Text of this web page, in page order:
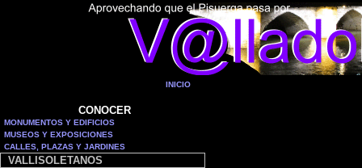
INICIO
CONOCER
MONUMENTOS Y EDIFICIOS
MUSEOS Y EXPOSICIONES
CALLES, PLAZAS Y JARDINES
VALLISOLETANOS